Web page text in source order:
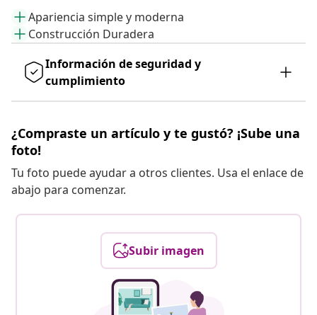
Apariencia simple y moderna
Construcción Duradera
Información de seguridad y
cumplimiento
¿Compraste un artículo y te gustó? ¡Sube una
foto!
Tu foto puede ayudar a otros clientes. Usa el enlace de
abajo para comenzar.
Subir imagen